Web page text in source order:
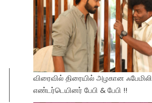
விரைவில் திரையில் அழகான ஃபேமிலி
எண்டர்டெயினர் பேபி & பேபி !!